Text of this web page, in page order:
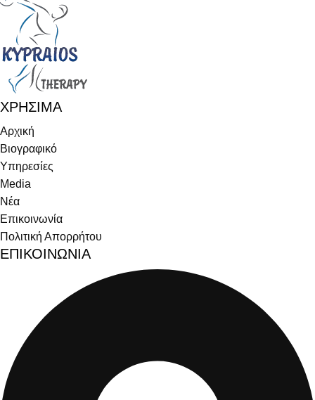
ΧΡΗΣΙΜΑ
Αρχική
Βιογραφικό
Υπηρεσίες
Media
Νέα
Επικοινωνία
Πολιτική Απορρήτου
ΕΠΙΚΟΙΝΩΝΙΑ